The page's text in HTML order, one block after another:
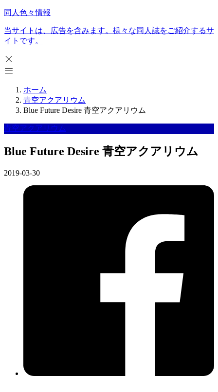
同人色々情報
当サイトは、広告を含みます。様々な同人誌をご紹介するサ
イトです。
ホーム
青空アクアリウム
Blue Future Desire 青空アクアリウム
青空アクアリウム
Blue Future Desire 青空アクアリウム
2019-03-30